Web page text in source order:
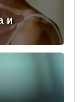
и